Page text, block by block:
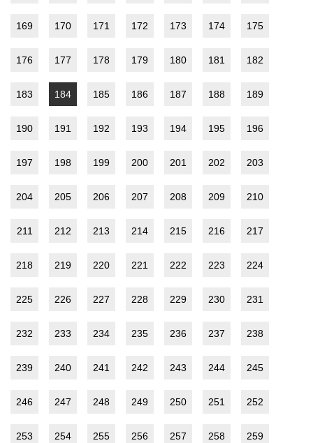
169 170 171 172 173 174 175
176 177 178 179 180 181 182
183 184 185 186 187 188 189
190 191 192 193 194 195 196
197 198 199 200 201 202 203
204 205 206 207 208 209 210
211 212 213 214 215 216 217
218 219 220 221 222 223 224
225 226 227 228 229 230 231
232 233 234 235 236 237 238
239 240 241 242 243 244 245
246 247 248 249 250 251 252
253 254 255 256 257 258 259